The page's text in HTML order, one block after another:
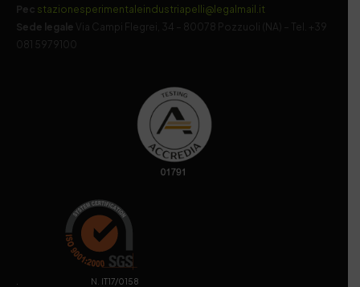
Pec stazionesperimentaleindustriapelli@legalmail.it
Sede legale
Via Campi Flegrei, 34 – 80078 Pozzuoli (NA) – Tel. +39
081 5979100
. N. IT17/0158